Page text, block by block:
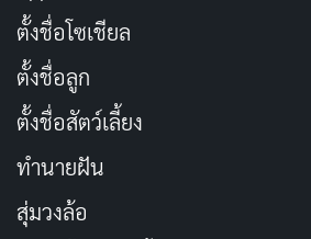
Industries ที่ต้องการใช้ Scarab เพื่อส
เรื่องราวเต็มไปด้วยความตื่นเต้น การ
สัมพันธ์ในครอบครัวที่เป็นหัวใจสำคัญ
“Blue Beetle” เป็นหนังซูเปอร์ฮีโร่ที่
เชื้อสายละตินคนแรกในจักรวาล DC ซึ่
ตั้งชื่อโซเชียล
ตั้งชื่อลูก
ตั้งชื่อสัตว์เลี้ยง
ทำนายฝัน
สุ่มวงล้อ